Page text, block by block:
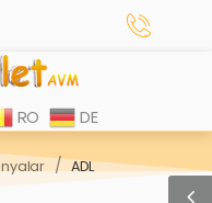
RO DE
/ ADL